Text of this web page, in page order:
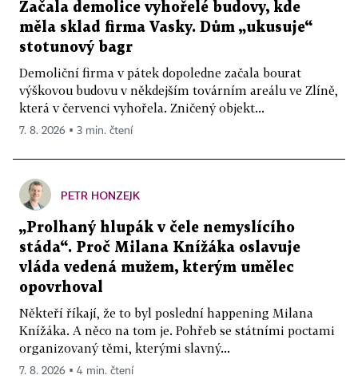
Začala demolice vyhořelé budovy, kde
měla sklad firma Vasky. Dům „ukusuje“
stotunový bagr
Demoliční firma v pátek dopoledne začala bourat
výškovou budovu v někdejším továrním areálu ve Zlíně,
která v červenci vyhořela. Zničený objekt...
7. 8. 2026 ▪ 3 min. čtení
PETR HONZEJK
„Prolhaný hlupák v čele nemyslícího
stáda“. Proč Milana Knížáka oslavuje
vláda vedená mužem, kterým umělec
opovrhoval
Někteří říkají, že to byl poslední happening Milana
Knížáka. A něco na tom je. Pohřeb se státními poctami
organizovaný těmi, kterými slavný...
7. 8. 2026 ▪ 4 min. čtení